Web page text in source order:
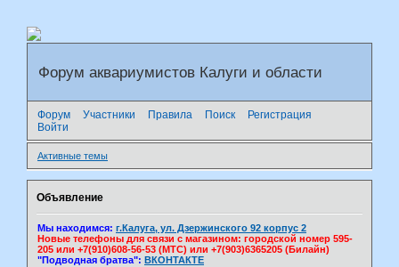
Форум аквариумистов Калуги и области
Форум Участники Правила Поиск
Регистрация
Войти
Активные темы
Объявление
Мы находимся: г.Калуга, ул. Дзержинского 92 корпус 2
Новые телефоны для связи с магазином: городской номер 595-
205 или +7(910)608-56-53 (МТС) или +7(903)6365205 (Билайн)
"Подводная братва": ВКОНТАКТЕ